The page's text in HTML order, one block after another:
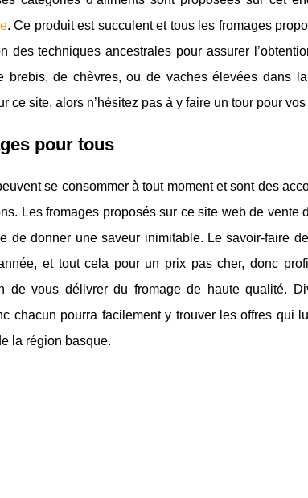
. Ce produit est succulent et tous les fromages
des techniques ancestrales pour assurer
brebis, de chèvres, ou de vaches élevées dans
ce site, alors n’hésitez pas à y faire un tour pour
pour tous
se consommer à tout moment et sont des
Les fromages proposés sur ce site web de vente
de donner une saveur inimitable. Le savoir-faire
et tout cela pour un prix pas cher, donc
de vous délivrer du fromage de haute qualité.
chacun pourra facilement y trouver les offres qui
la région basque.